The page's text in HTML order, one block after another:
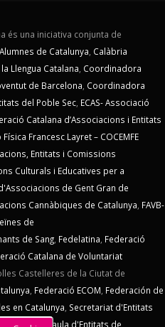
és una iniciativa conjunta de
de Catalunya Calàbria
Llengua Catalana Coordinadora
de Barcelona Coordinadora
del Poble Sec ECAS- Associació
Catalana d’Associacions i Entitats
Francesc Layret – COCEMFE
Entitats i Comissions
Culturals i Educatives per a
de Gent Gran de
Cannàbiques de Catalunya FAVB-
de
de Sang Fedelatina Federació
Catalana de Voluntariat
Castelleres de la Ciutat de
Federació ECOM Federación de
en Catalunya Secretariat d'Entitats
Racisme Taula d'Entitats de